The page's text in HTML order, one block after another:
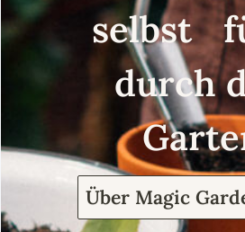
selbst
durch
Über Magic